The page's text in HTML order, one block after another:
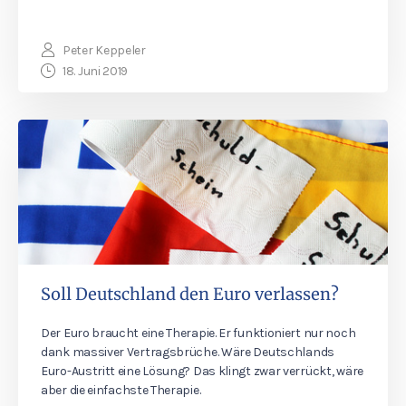
Peter Keppeler
18. Juni 2019
Soll Deutschland den Euro verlassen?
Der Euro braucht eine Therapie. Er funktioniert nur noch
dank massiver Vertragsbrüche. Wäre Deutschlands
Euro-Austritt eine Lösung? Das klingt zwar verrückt, wäre
aber die einfachste Therapie.